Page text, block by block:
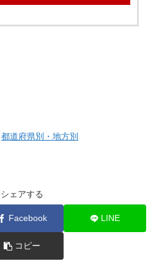
都道府県別・地方別
シェアする
Facebook LINE
コピー